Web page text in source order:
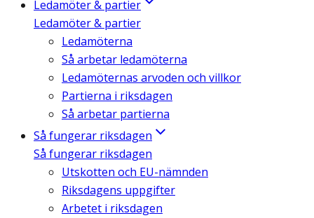
Ledamöter & partier
Ledamöter & partier
Ledamöterna
Så arbetar ledamöterna
Ledamöternas arvoden och villkor
Partierna i riksdagen
Så arbetar partierna
Så fungerar riksdagen
Så fungerar riksdagen
Utskotten och EU-nämnden
Riksdagens uppgifter
Arbetet i riksdagen